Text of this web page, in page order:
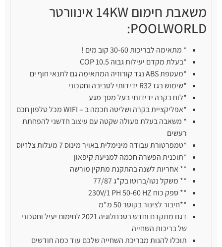
משאבת חימום 14KW אינוורטר
POOLWORLD:
* מתאימה לבריכות 30-60 קוב מים !
*בעלת מקדם יעילות גבוה COP 10.5
*מעטפת ABS נגד קורוזיה המתאימה גם לתנאי חוף ים
*שימוש בגז R32 ידידותי לסביבה וחסכוני
*לוח בקרה ידידותי בעל מסך מגע
*אפליקציית בקרה ושליטה חכמה ב – WIFI מכל טלפון חכם
* משאבה בעלת פעולה שקטה עם עיצוב חדשני להפחתת
רעשים
*טמפרטורת עבודה מינימלית באויר מינוס 7 מעלות צלזיוס
*תוכנית הפשרה חכמה למניעת קיפאון
** אחריות לשנה בהתקנת מתקין מורשה
** משקל נטו/ברוטו בק"ג 77/87
** ספק כוח 230V/1 PH 50-60 HZ
**חיבור לצינור בקוטר 50 מ"מ
דגם מתקדם וחדש בטכנולוגיה 2021 לחימום יעיל וחסכוני
של בריכות השחייה
תוכלו להנות מבריכת השחייה שלכם עוד כמה חודשים